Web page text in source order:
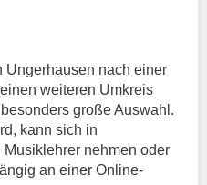
Ungerhausen nach einer
weiteren Umkreis
große Auswahl.
kann sich in
nehmen oder
an einer Online-